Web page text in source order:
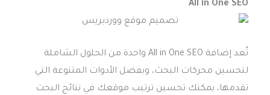
All in One SEO
تُعد إضافة All in One SEO واحدة من الحلول الشاملة
لتحسين محركات البحث، وبفضل الأدوات المتنوعة التي
تقدمها، يمكنك تحسين ترتيب موقعك في نتائج البحث